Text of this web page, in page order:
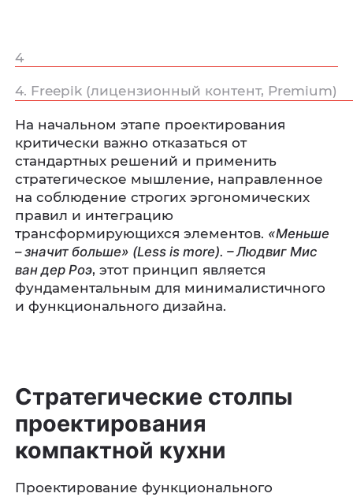
4
На начальном этапе проектирования
критически важно отказаться от
стандартных решений и применить
стратегическое мышление, направленное
на соблюдение строгих эргономических
правил и интеграцию
трансформирующихся элементов. «Меньше
– значит больше» (Less is more). – Людвиг Мис
ван дер Роэ, этот принцип является
фундаментальным для минималистичного
и функционального дизайна.
4. Freepik (лицензионный контент, Premium)
Стратегические столпы
проектирования
компактной кухни
Проектирование функционального